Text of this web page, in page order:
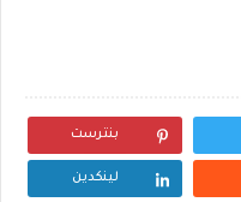
بنترست
لينكدين